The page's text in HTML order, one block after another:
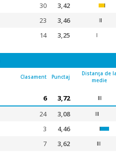
30 3,42
23 3,46
14 3,25
Clasament Punctaj
Distanţa de la
medie
6 3,72
24 3,08
3 4,46
7 3,62